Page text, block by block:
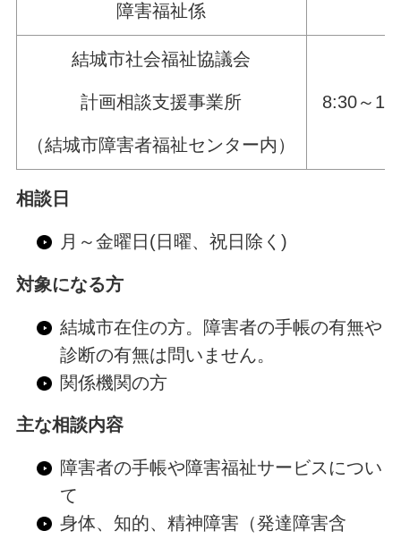
障害福祉係
結城市社会福祉協議会
計画相談支援事業所
（結城市障害者福祉センター内）
8:30～
相談日
月～金曜日(日曜、祝日除く)
対象になる方
結城市在住の方。障害者の手帳の有無や
診断の有無は問いません。
関係機関の方
主な相談内容
障害者の手帳や障害福祉サービスについ
て
身体、知的、精神障害（発達障害含